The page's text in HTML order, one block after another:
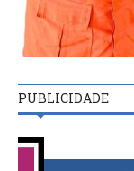
PUBLICIDADE